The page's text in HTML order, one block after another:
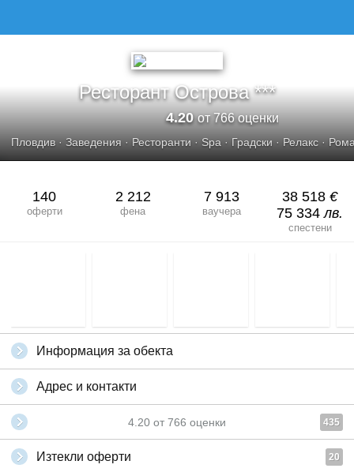
Ресторант Острова ***
4.20от 766 оценки
Пловдив· Заведения · Ресторанти · Spa · Градски · Релакс ·
140
оферти
2 212
фена
7 913
ваучера
38 518 €
75 334лв.
спестени
Информация за обекта
Адрес и контакти
4.20 от 766 оценки 435
Изтекли оферти 20